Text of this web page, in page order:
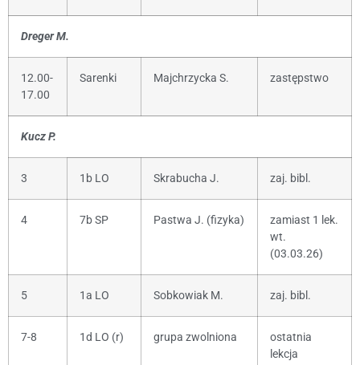
Dreger M.
12.00-
17.00
Sarenki Majchrzycka S. zastępstwo
Kucz P.
3 1b LO Skrabucha J. zaj. bibl.
4 7b SP Pastwa J. (fizyka)
zamiast 1 lek.
wt.
(03.03.26)
5 1a LO Sobkowiak M. zaj. bibl.
7-8 1d LO (r) grupa zwolniona
ostatnia
lekcja